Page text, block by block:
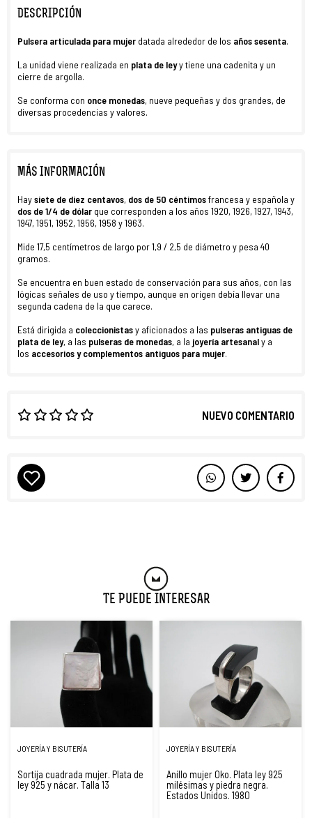
DESCRIPCIÓN
Pulsera articulada para mujer datada alrededor de los años sesenta.
La unidad viene realizada en plata de leyy tiene una cadenita y un
cierre de argolla.
Se conforma con once monedas, nueve pequeñas y dos grandes, de
diversas procedencias y valores.
MÁS INFORMACIÓN
Haysiete de diez centavos, dos de 50 céntimosfrancesa y española y
dos de1/4 de dólar que corresponden a los años 1920, 1926, 1927, 1943,
1947, 1951, 1952, 1956, 1958 y 1963.
Mide 17,5 centímetros de largo por 1,9 / 2,5 de diámetro y pesa 40
gramos.
Se encuentra en buen estado de conservación para sus años, con las
lógicas señales de uso y tiempo, aunque en origen debía llevar una
segunda cadena de la que carece.
Está dirigida a coleccionistasy aficionados a las pulseras antiguas de
plata de ley, a las pulseras de monedas, a la joyería artesanaly a
los accesorios y complementos antiguos para mujer.
NUEVO COMENTARIO
Te Puede Interesar
JOYERÍA Y BISUTERÍA
Sortija cuadrada mujer. Plata de
ley 925 y nácar. Talla 13
JOYERÍA Y BISUTERÍA
Anillo mujer Oko. Plata ley 925
milésimas y piedra negra.
Estados Unidos. 1980